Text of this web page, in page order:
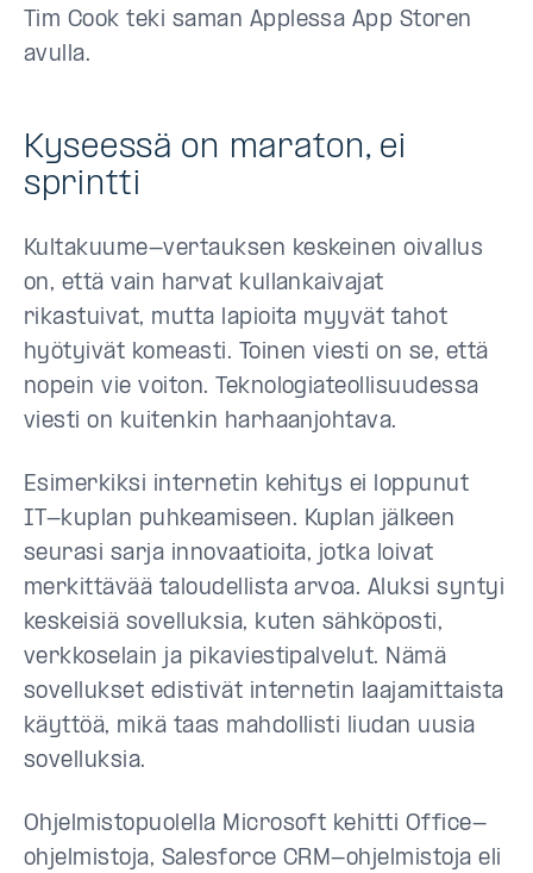
Tim Cook teki saman Applessa App Storen
avulla.
Kyseessä on maraton, ei
sprintti
Kultakuume-vertauksen keskeinen oivallus
on, että vain harvat kullankaivajat
rikastuivat, mutta lapioita myyvät tahot
hyötyivät komeasti. Toinen viesti on se, että
nopein vie voiton. Teknologiateollisuudessa
viesti on kuitenkin harhaanjohtava.
Esimerkiksi internetin kehitys ei loppunut
IT-kuplan puhkeamiseen. Kuplan jälkeen
seurasi sarja innovaatioita, jotka loivat
merkittävää taloudellista arvoa. Aluksi syntyi
keskeisiä sovelluksia, kuten sähköposti,
verkkoselain ja pikaviestipalvelut. Nämä
sovellukset edistivät internetin laajamittaista
käyttöä, mikä taas mahdollisti liudan uusia
sovelluksia.
Ohjelmistopuolella Microsoft kehitti Office-
ohjelmistoja, Salesforce CRM-ohjelmistoja eli